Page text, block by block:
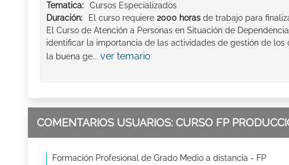
Tematica:
Cursos Especializados
Duración:
El curso requiere 2000 horas de trabajo para
El Curso de Atención a Personas en Situación de
identificar la importancia de las actividades de gestión de los
la buena ge... ver temario
COMENTARIOS USUARIOS: CURSO FP
Formación Profesional de Grado Medio a distancia - FP